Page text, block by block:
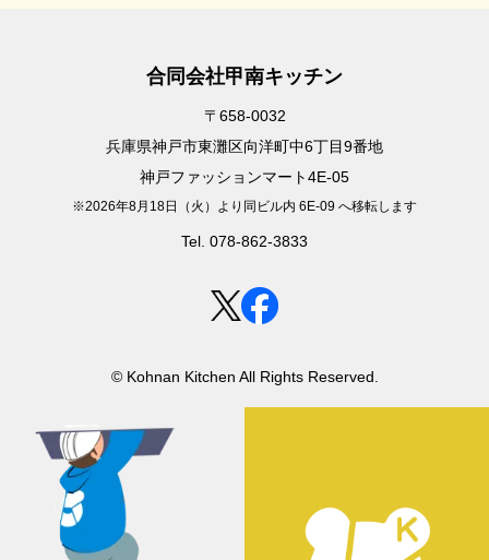
合同会社甲南キッチン
〒658-0032
兵庫県神戸市東灘区向洋町中6丁目9番地
神戸ファッションマート4E-05
※2026年8月18日（火）より同ビル内 6E-09 へ移転します
Tel. 078-862-3833
© Kohnan Kitchen All Rights Reserved.